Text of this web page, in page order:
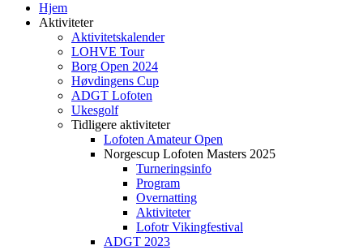
Hjem
Aktiviteter
Aktivitetskalender
LOHVE Tour
Borg Open 2024
Høvdingens Cup
ADGT Lofoten
Ukesgolf
Tidligere aktiviteter
Lofoten Amateur Open
Norgescup Lofoten Masters 2025
Turneringsinfo
Program
Overnatting
Aktiviteter
Lofotr Vikingfestival
ADGT 2023